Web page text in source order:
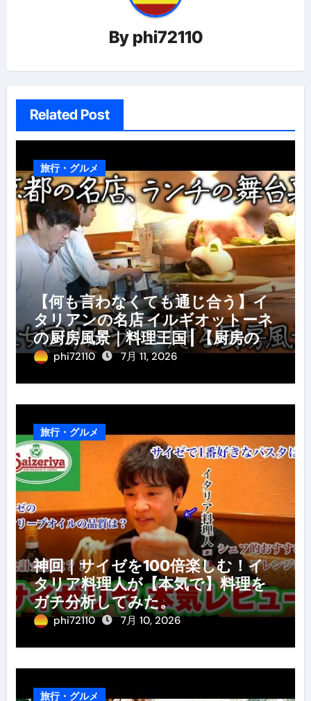
ョ
ン
By phi72110
Related Post
旅行・グルメ
【何も言わなくても通じ合う】イ
タリアンの名店 イルギオットーネ
の厨房風景｜料理王国 | 【厨房の世
界】【イタリアン】【営業風景】
phi72110 7月 11, 2026
旅行・グルメ
神回｜サイゼを100倍楽しむ！イ
タリア料理人が【本気で】料理を
ガチ分析してみた。
phi72110 7月 10, 2026
旅行・グルメ